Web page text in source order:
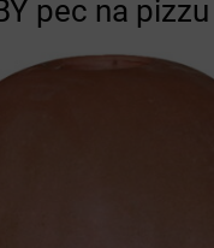
pec na pizzu